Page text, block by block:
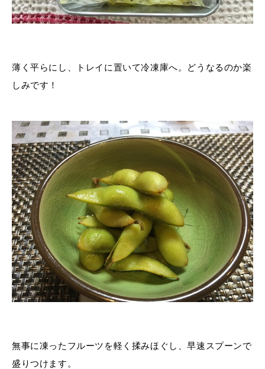
薄く平らにし、トレイに置いて冷凍庫へ。どうなるのか楽
しみです！
無事に凍ったフルーツを軽く揉みほぐし、早速スプーンで
盛りつけます。